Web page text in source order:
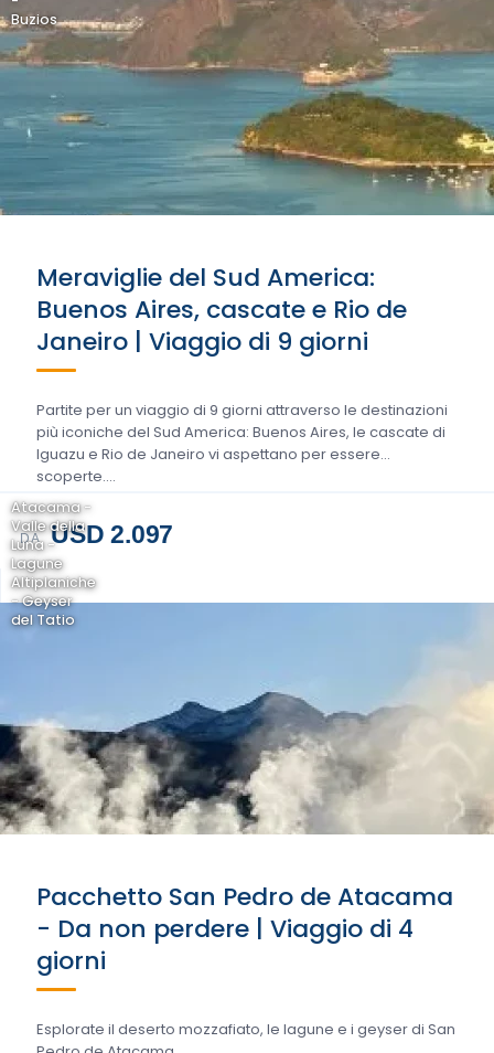
Buzios
Meraviglie del Sud America:
Buenos Aires, cascate e Rio de
Janeiro | Viaggio di 9 giorni
Partite per un viaggio di 9 giorni attraverso le destinazioni
più iconiche del Sud America: Buenos Aires, le cascate di
Iguazu e Rio de Janeiro vi aspettano per essere
scoperte....
DA USD 2.097
Atacama -
Valle della
Luna -
Lagune
Altiplaniche
- Geyser
del Tatio
Pacchetto San Pedro de Atacama
- Da non perdere | Viaggio di 4
giorni
Esplorate il deserto mozzafiato, le lagune e i geyser di San